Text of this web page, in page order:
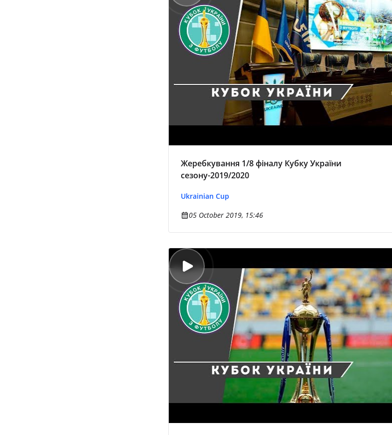
Жеребкування 1/8 фіналу Кубку України
сезону-2019/2020
Ukrainian Cup
05 October 2019, 15:46